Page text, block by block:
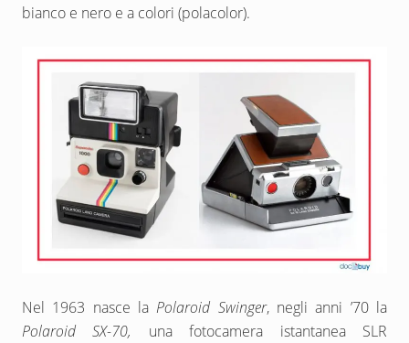
bianco e nero e a colori (polacolor).
Nel 1963 nasce la Polaroid Swinger, negli anni ’70 la
Polaroid SX-70,
una fotocamera istantanea SLR